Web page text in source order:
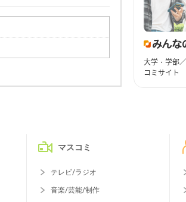
大学・学部
コミサイト
マスコミ
テレビ/ラジオ
音楽/芸能/制作